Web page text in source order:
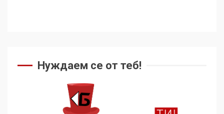
Нуждаем се от теб!